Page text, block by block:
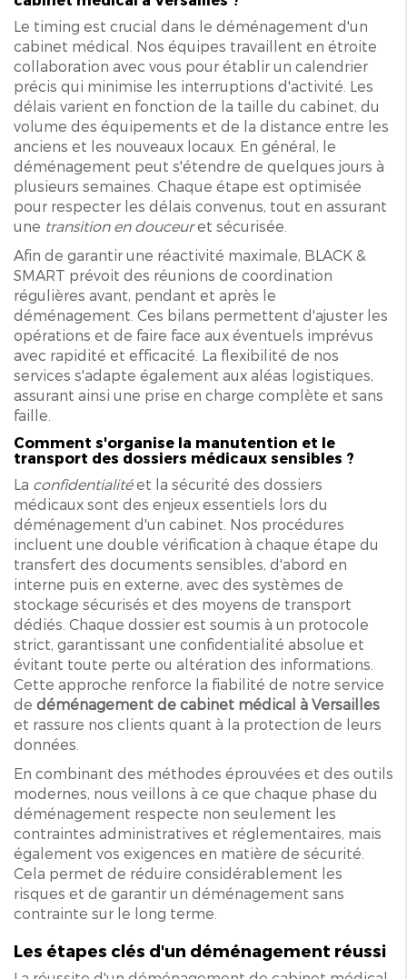
Le timing est crucial dans le déménagement d'un
cabinet médical. Nos équipes travaillent en étroite
collaboration avec vous pour établir un calendrier
précis qui minimise les interruptions d'activité. Les
délais varient en fonction de la taille du cabinet, du
volume des équipements et de la distance entre les
anciens et les nouveaux locaux. En général, le
déménagement peut s'étendre de quelques jours à
plusieurs semaines. Chaque étape est optimisée
pour respecter les délais convenus, tout en assurant
une transition en douceuret sécurisée.
Afin de garantir une réactivité maximale, BLACK &
SMART prévoit des réunions de coordination
régulières avant, pendant et après le
déménagement. Ces bilans permettent d'ajuster les
opérations et de faire face aux éventuels imprévus
avec rapidité et efficacité. La flexibilité de nos
services s'adapte également aux aléas logistiques,
assurant ainsi une prise en charge complète et sans
faille.
Comment s'organise la manutention et le
transport des dossiers médicaux sensibles ?
La confidentialitéet la sécurité des dossiers
médicaux sont des enjeux essentiels lors du
déménagement d'un cabinet. Nos procédures
incluent une double vérification à chaque étape du
transfert des documents sensibles, d'abord en
interne puis en externe, avec des systèmes de
stockage sécurisés et des moyens de transport
dédiés. Chaque dossier est soumis à un protocole
strict, garantissant une confidentialité absolue et
évitant toute perte ou altération des informations.
Cette approche renforce la fiabilité de notre service
de déménagement de cabinet médical à Versailles
et rassure nos clients quant à la protection de leurs
données.
En combinant des méthodes éprouvées et des outils
modernes, nous veillons à ce que chaque phase du
déménagement respecte non seulement les
contraintes administratives et réglementaires, mais
également vos exigences en matière de sécurité.
Cela permet de réduire considérablement les
risques et de garantir un déménagement sans
contrainte sur le long terme.
Les étapes clés d'un déménagement réussi